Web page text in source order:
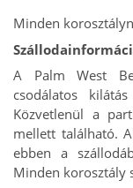
Minden
A Palm West
csodálatos
Közvetlenül a
mellett található.
ebben a
Minden korosztály